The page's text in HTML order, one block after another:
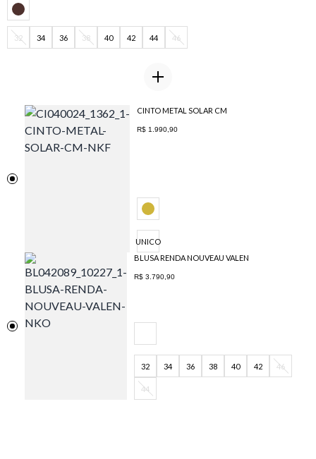
32 34 36 38 40 42 44 46
CINTO METAL SOLAR CM
R$ 1.990,90
UNICO
BLUSA RENDA NOUVEAU VALEN
R$ 3.790,90
32 34 36 38 40 42 46
44